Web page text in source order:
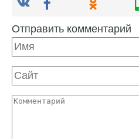
Отправить комментарий
Имя
Сайт
Комментарий